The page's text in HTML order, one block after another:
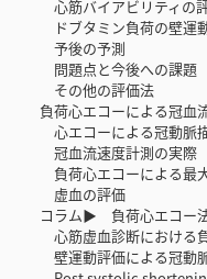
心筋バイアビリティの
ドブタミン負荷の壁運
予後の予測
問題点と今後への課題
その他の評価法
負荷心エコーによる冠
心エコーによる冠動脈
冠血流速度計測の実際
負荷心エコーによる最大
虚血の評価
コラム▶ 負荷心エコー
心筋虚血診断における負
壁運動評価による冠動脈